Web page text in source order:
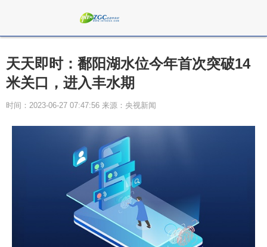
天天即时：鄱阳湖水位今年首次突破14
米关口，进入丰水期
时间：2023-06-27 07:47:56 来源：央视新闻